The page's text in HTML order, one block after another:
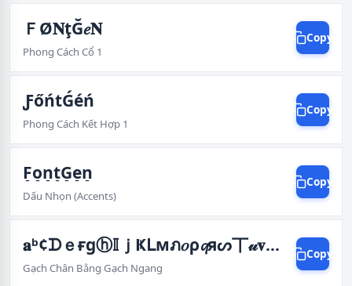
ＦØ𝐍ţĞ𝑒𝐍
Phong Cách Cổ 1
Copy
ƑőńtǴéń
Phong Cách Kết Hợp 1
Copy
F̠o̠n̠t̠G̠e̠n̠
Dấu Nhọn (Accents)
Copy
𝐚ᵇ¢ᗪｅғgⓗ𝕀ｊҜᒪмภ𝑜ρ𝓺яᔕ丅𝓊𝐯Ŵⓧⓨℤ
Gạch Chân Bằng Gạch Ngang
Copy